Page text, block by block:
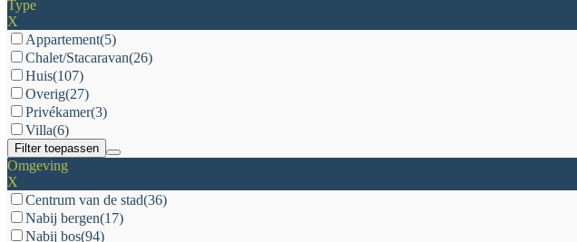
Type
X
Appartement(5)
Chalet/Stacaravan(26)
Huis(107)
Overig(27)
Privékamer(3)
Villa(6)
Filter toepassen
Omgeving
X
Centrum van de stad(36)
Nabij bergen(17)
Nabij bos(94)